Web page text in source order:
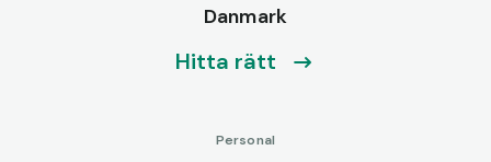
Danmark
Hitta rätt
Personal